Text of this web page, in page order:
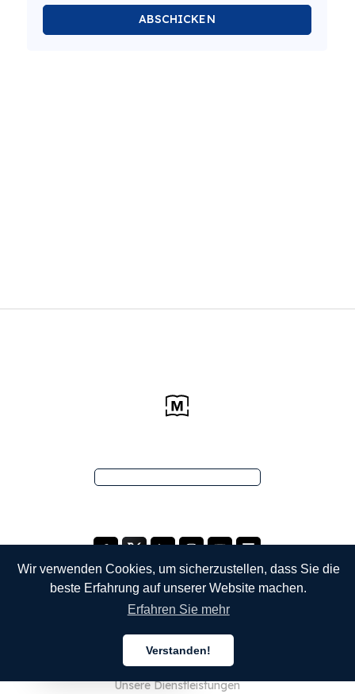
Wir verwenden Cookies, um sicherzustellen, dass Sie die
beste Erfahrung auf unserer Website machen.
Erfahren Sie mehr
Verstanden!
ABSCHICKEN
Über uns
Unsere Dienstleistungen
Deutsch